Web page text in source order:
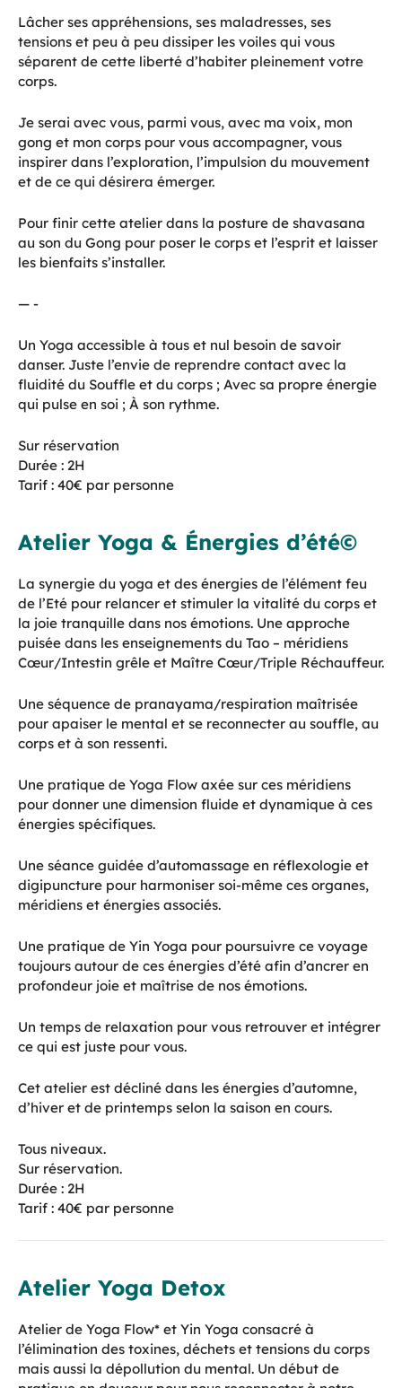
Lâcher ses appréhensions, ses maladresses, ses
tensions et peu à peu dissiper les voiles qui vous
séparent de cette liberté d’habiter pleinement votre
corps.
Je serai avec vous, parmi vous, avec ma voix, mon
gong et mon corps pour vous accompagner, vous
inspirer dans l’exploration, l’impulsion du mouvement
et de ce qui désirera émerger.
Pour finir cette atelier dans la posture de shavasana
au son du Gong pour poser le corps et l’esprit et laisser
les bienfaits s’installer.
— -
Un Yoga accessible à tous et nul besoin de savoir
danser. Juste l’envie de reprendre contact avec la
fluidité du Souffle et du corps ; Avec sa propre énergie
qui pulse en soi ; À son rythme.
Sur réservation
Durée : 2H
Tarif : 40€ par personne
Atelier Yoga & Énergies d’été©
La synergie du yoga et des énergies de l’élément feu
de l’Eté pour relancer et stimuler la vitalité du corps et
la joie tranquille dans nos émotions. Une approche
puisée dans les enseignements du Tao – méridiens
Cœur/Intestin grêle et Maître Cœur/Triple Réchauffeur.
Une séquence de pranayama/respiration maîtrisée
pour apaiser le mental et se reconnecter au souffle, au
corps et à son ressenti.
Une pratique de Yoga Flow axée sur ces méridiens
pour donner une dimension fluide et dynamique à ces
énergies spécifiques.
Une séance guidée d’automassage en réflexologie et
digipuncture pour harmoniser soi-même ces organes,
méridiens et énergies associés.
Une pratique de Yin Yoga pour poursuivre ce voyage
toujours autour de ces énergies d’été afin d’ancrer en
profondeur joie et maîtrise de nos émotions.
Un temps de relaxation pour vous retrouver et intégrer
ce qui est juste pour vous.
Cet atelier est décliné dans les énergies d’automne,
d’hiver et de printemps selon la saison en cours.
Tous niveaux.
Sur réservation.
Durée : 2H
Tarif : 40€ par personne
Atelier Yoga Detox
Atelier de Yoga Flow* et Yin Yoga consacré à
l’élimination des toxines, déchets et tensions du corps
mais aussi la dépollution du mental. Un début de